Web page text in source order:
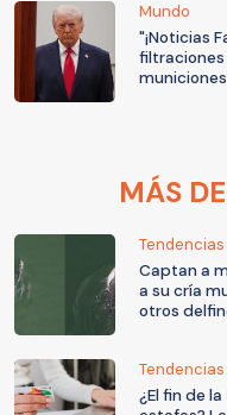
Mundo
"¡Noticias
filtraciones
municiones
MÁS
Tendencias
Captan a
a su cría
otros
Tendencias
¿El fin de